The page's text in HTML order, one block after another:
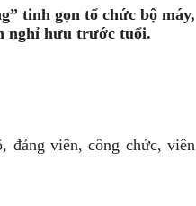
tinh gọn tổ chức bộ máy,
nghỉ hưu trước tuổi.
đảng viên, công chức, viên